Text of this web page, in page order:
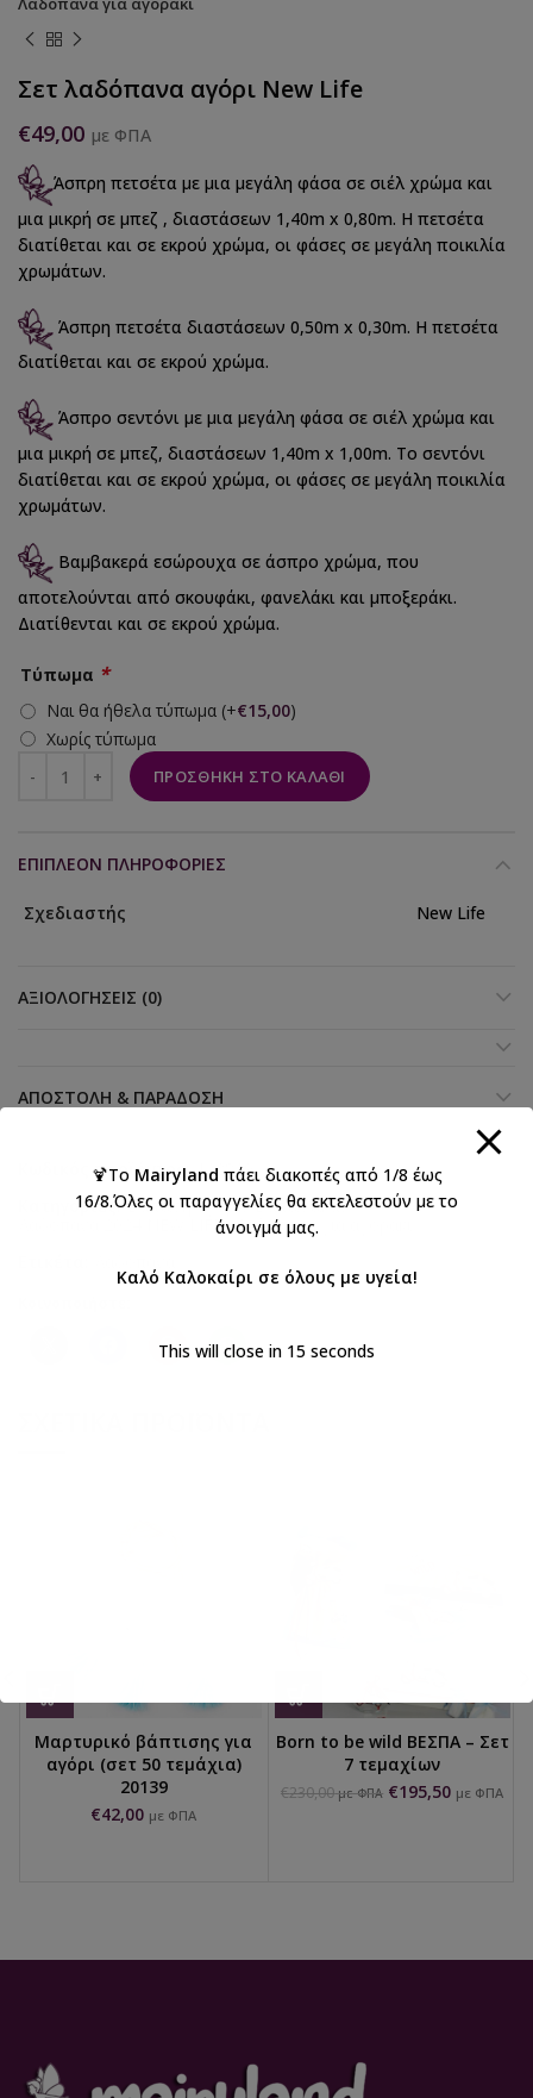
Σετ λαδόπανα αγόρι New Life
€49,00 με ΦΠΑ
Άσπρη πετσέτα με μια μεγάλη φάσα σε σιέλ χρώμα και
μια μικρή σε μπεζ , διαστάσεων 1,40m x 0,80m. Η πετσέτα
διατίθεται και σε εκρού χρώμα, οι φάσες σε μεγάλη ποικιλία
χρωμάτων.
Άσπρη πετσέτα διαστάσεων 0,50m x 0,30m. Η πετσέτα
διατίθεται και σε εκρού χρώμα.
Άσπρο σεντόνι με μια μεγάλη φάσα σε σιέλ χρώμα και
μια μικρή σε μπεζ, διαστάσεων 1,40m x 1,00m. Το σεντόνι
διατίθεται και σε εκρού χρώμα, οι φάσες σε μεγάλη ποικιλία
χρωμάτων.
Βαμβακερά εσώρουχα σε άσπρο χρώμα, που
αποτελούνται από σκουφάκι, φανελάκι και μποξεράκι.
Διατίθενται και σε εκρού χρώμα.
Τύπωμα *
Ναι θα ήθελα τύπωμα (+€15,00)
Χωρίς τύπωμα
ΠΡΟΣΘΉΚΗ ΣΤΟ ΚΑΛΆΘΙ
ΕΠΙΠΛΈΟΝ ΠΛΗΡΟΦΟΡΊΕΣ
Σχεδιαστής New Life
ΑΞΙΟΛΟΓΉΣΕΙΣ (0)
ΑΠΟΣΤΟΛΉ & ΠΑΡΆΔΟΣΗ
Κωδικός προϊόντος:122819
Κατηγορίες:Βάπτιση αγόρι, Βαπτιστικά,
Λαδόπανα 2024 NEW LIFE, Λαδόπανα για αγοράκι
Μαρτυρικό βάπτισης για
αγόρι (σετ 50 τεμάχια)
20139
€42,00 με ΦΠΑ
Born to be wild ΒΕΣΠΑ – Σετ
7 τεμαχίων
€230,00 με ΦΠΑ €195,50 με ΦΠΑ
🍹Το Mairyland πάει διακοπές από 1/8 έως
16/8.Όλες οι παραγγελίες θα εκτελεστούν με το
άνοιγμά μας.
Καλό Καλοκαίρι σε όλους με υγεία!
This will close in 14 seconds